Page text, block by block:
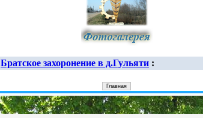
Братское захоронение в д.Гульяти :